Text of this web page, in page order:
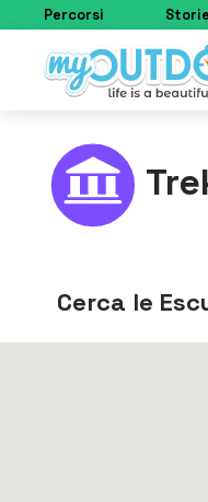
Percorsi Storie
Cerca le